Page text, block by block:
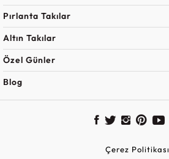
Pırlanta Takılar
Altın Takılar
Özel Günler
Blog
Çerez Politikası